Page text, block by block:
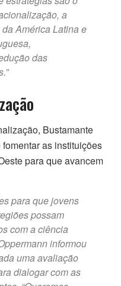
a
América Latina e
das
Bustamante
as instituições
para que avancem
para que jovens
possam
com a ciência
informou
uma avaliação
dialogar com as